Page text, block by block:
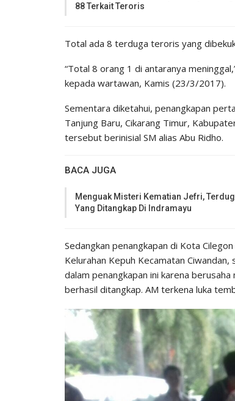
88 Terkait Teroris
Total ada 8 terduga teroris yang
“Total 8 orang 1 di antaranya
kepada wartawan, Kamis (23/3/2017).
Sementara diketahui, penangkapan
Tanjung Baru, Cikarang Timur,
tersebut berinisial SM alias Abu Ridho.
BACA JUGA
Menguak Misteri Kematian Jefri,
Yang Ditangkap Di Indramayu
Sedangkan penangkapan di Kota
Kelurahan Kepuh Kecamatan
dalam penangkapan ini karena
berhasil ditangkap. AM terkena luka